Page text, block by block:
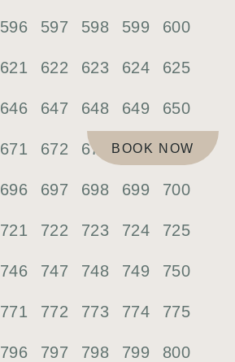
BOOK NOW
596 597 598 599 600
621 622 623 624 625
646 647 648 649 650
671 672 673 674 675
696 697 698 699 700
721 722 723 724 725
746 747 748 749 750
771 772 773 774 775
796 797 798 799 800